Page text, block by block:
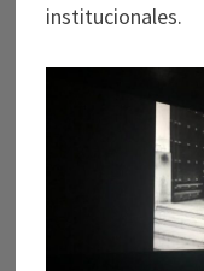
institucionales.